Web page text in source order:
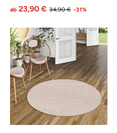
34,90 €
ab 23,90 € -31%